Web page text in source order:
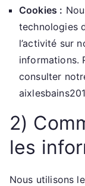
Cookies :
technologies
l’activité sur
informations.
consulter
2)
les
Nous utilisons